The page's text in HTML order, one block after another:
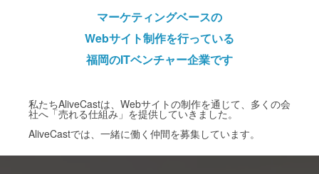
マーケティングベースの
Webサイト制作を行っている
福岡のITベンチャー企業です
私たちAliveCastは、Webサイトの制作を通じて、多くの会
社へ「売れる仕組み」を提供していきました。
AliveCastでは、一緒に働く仲間を募集しています。